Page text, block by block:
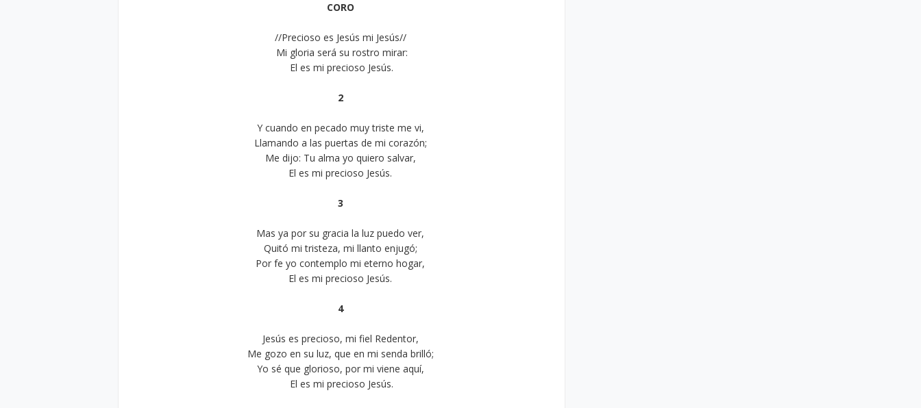
CORO
//Precioso es Jesús mi Jesús//
Mi gloria será su rostro mirar:
El es mi precioso Jesús.
2
Y cuando en pecado muy triste me vi,
Llamando a las puertas de mi corazón;
Me dijo: Tu alma yo quiero salvar,
El es mi precioso Jesús.
3
Mas ya por su gracia la luz puedo ver,
Quitó mi tristeza, mi llanto enjugó;
Por fe yo contemplo mi eterno hogar,
El es mi precioso Jesús.
4
Jesús es precioso, mi fiel Redentor,
Me gozo en su luz, que en mi senda brilló;
Yo sé que glorioso, por mi viene aquí,
El es mi precioso Jesús.